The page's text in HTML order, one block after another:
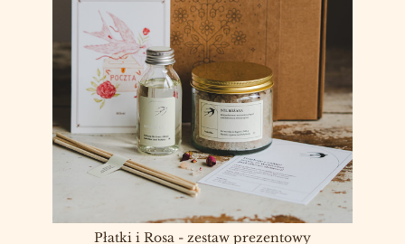
Płatki i Rosa - zestaw prezentowy